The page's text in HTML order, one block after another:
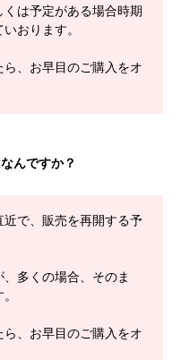
は予定がある場合時期
おります。
、お早目のご購入をオ
んですか？
で、販売を再開する予
多くの場合、そのま
、お早目のご購入をオ